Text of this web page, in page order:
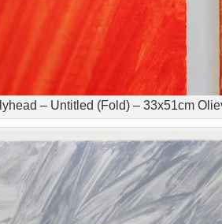
– Untitled (Fold) – 33x51cm